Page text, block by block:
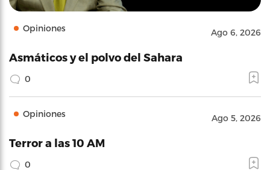
Opiniones Ago 6, 2026
Asmáticos y el polvo del Sahara
0
Opiniones Ago 5, 2026
Terror a las 10 AM
0